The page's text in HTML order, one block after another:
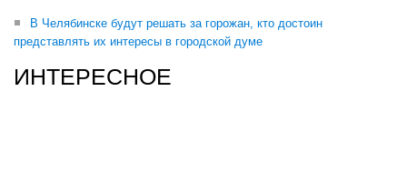
В Челябинске будут решать за горожан, кто достоин
представлять их интересы в городской думе
ИНТЕРЕСНОЕ